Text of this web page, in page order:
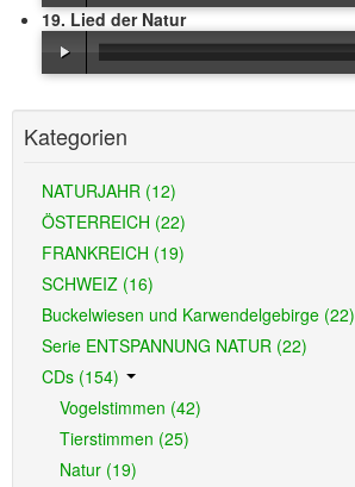
19. Lied der Natur
Kategorien
NATURJAHR (12)
ÖSTERREICH (22)
FRANKREICH (19)
SCHWEIZ (16)
Buckelwiesen und Karwendelgebirge (22)
Serie ENTSPANNUNG NATUR (22)
CDs (154)
Vogelstimmen (42)
Tierstimmen (25)
Natur (19)